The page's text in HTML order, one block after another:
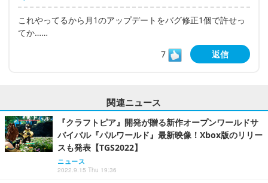
これやってるから月1のアップデートをバグ修正1個で許せっ
てか……
7
返信
関連ニュース
『クラフトピア』開発が贈る新作オープンワールドサ
バイバル『パルワールド』最新映像！Xbox版のリリー
スも発表【TGS2022】
ニュース
2022.9.15 Thu 19:36